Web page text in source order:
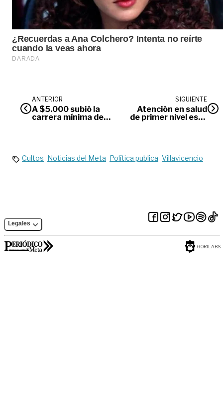
ANTERIOR
A $5.000 subió la
carrera mínima de
SIGUIENTE
Atención en salud
de primer nivel está
Cultos Noticias del Meta Política publica Villavicencio
Legales
GORILABS